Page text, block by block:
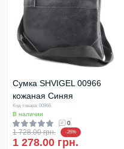
Сумка SHVIGEL 00966
кожаная Синяя
Код товара: 00966
В наличии
0
1 728.00 грн. -26%
1 278.00 грн.